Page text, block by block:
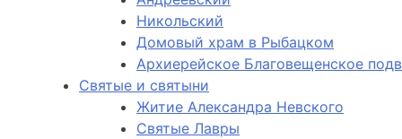
Никольский
Домовый храм в Рыбацком
Архиерейское Благовещенское
Святые и святыни
Житие Александра Невского
Святые Лавры